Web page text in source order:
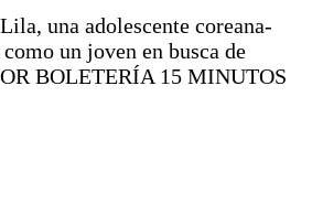
una adolescente coreana-
un joven en busca de
BOLETERÍA 15 MINUTOS